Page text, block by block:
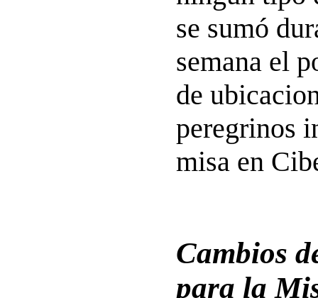
se sumó
semana el
de
peregrinos
misa en
Cambios
para la